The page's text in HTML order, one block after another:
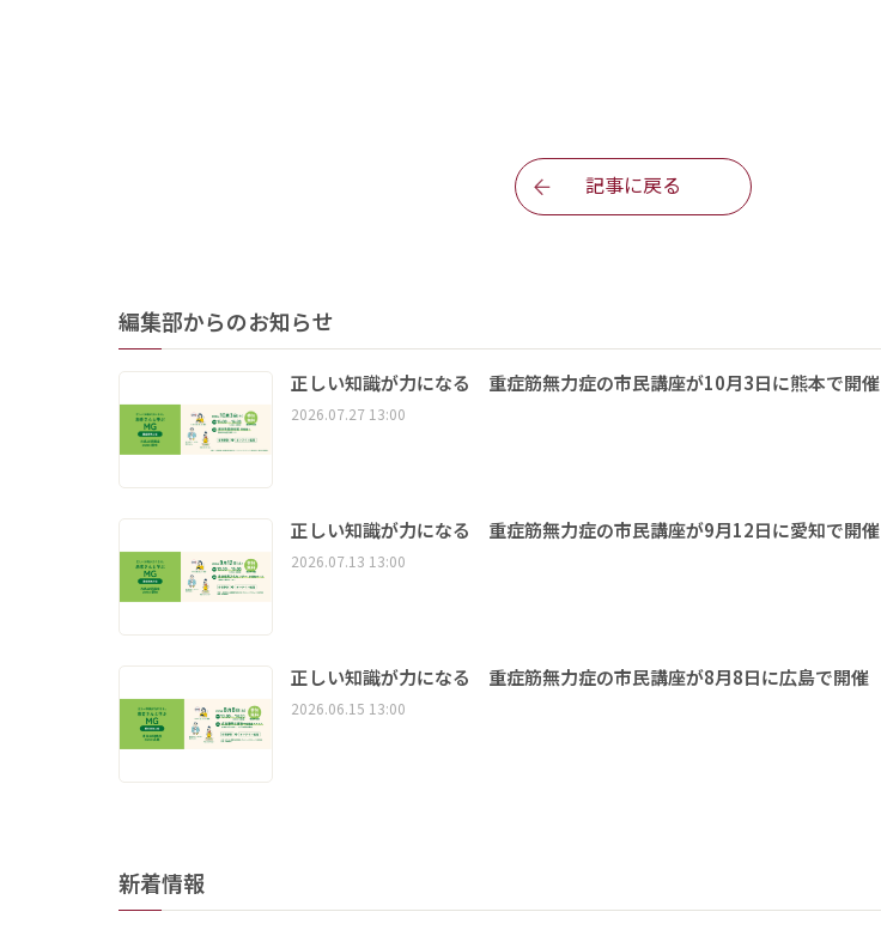
記事に戻る
編集部からのお知らせ
正しい知識が力になる 重症筋無力症の市民講座が10月3日に熊本で開催
2026.07.27 13:00
正しい知識が力になる 重症筋無力症の市民講座が9月12日に愛知で開催
2026.07.13 13:00
正しい知識が力になる 重症筋無力症の市民講座が8月8日に広島で開催
2026.06.15 13:00
新着情報